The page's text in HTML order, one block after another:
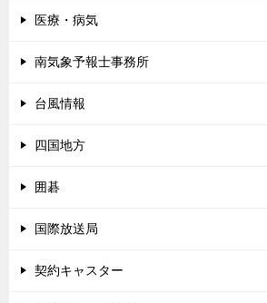
医療・病気
南気象予報士事務所
台風情報
四国地方
囲碁
国際放送局
契約キャスター